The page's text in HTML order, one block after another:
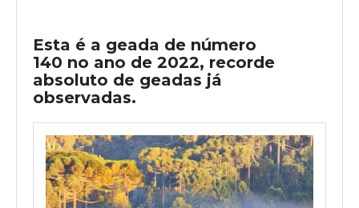
Esta é a geada de número
140 no ano de 2022, recorde
absoluto de geadas já
observadas.